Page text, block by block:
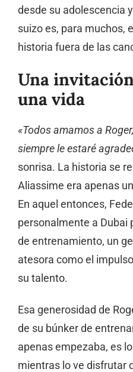
desde su adolescencia
suizo es, para muchos,
historia fuera de las
Una
una vida
«Todos amamos a
siempre le estaré
sonrisa. La historia se
Aliassime era apenas
En aquel entonces,
personalmente a Dubai
de entrenamiento, un
atesora como el
su talento.
Esa generosidad de
de su búnker de
apenas empezaba, es
mientras lo ve disfrutar